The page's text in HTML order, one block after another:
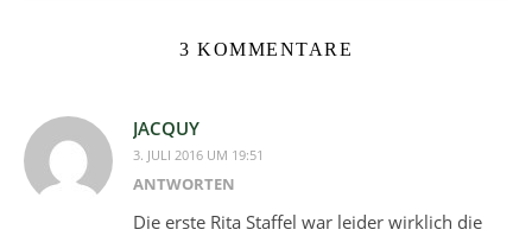
3 KOMMENTARE
JACQUY
3. JULI 2016 UM 19:51
ANTWORTEN
Die erste Rita Staffel war leider wirklich die